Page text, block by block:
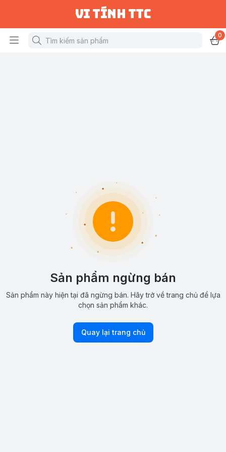
vi tính ttc
0
Sản phẩm ngừng bán
Sản phẩm này hiện tại đã ngừng bán. Hãy trở về trang chủ để lựa
chọn sản phẩm khác.
Quay lại trang chủ